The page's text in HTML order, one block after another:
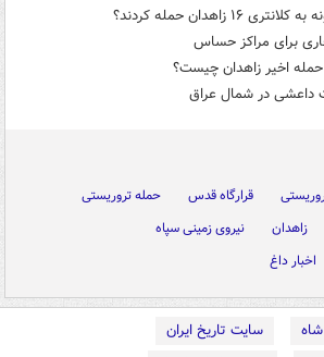
زاهدان حمله کردند؟
برای مراکز حساس
اخیر زاهدان چیست؟
قرارگاه قدس
حمله تروریستی
زاهدان
نیروی زمینی سپاه
اخبار داغ
سایت تاریخ ایران